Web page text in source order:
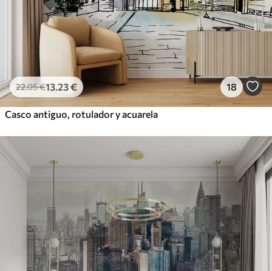
22.05€13 .23€ 18
Casco antiguo, rotulador y acuarela